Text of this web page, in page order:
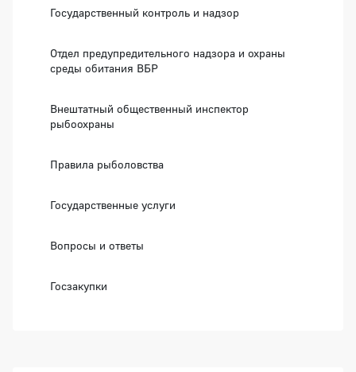
Государственный контроль и надзор
Отдел предупредительного надзора и охраны
среды обитания ВБР
Внештатный общественный инспектор
рыбоохраны
Правила рыболовства
Государственные услуги
Вопросы и ответы
Госзакупки